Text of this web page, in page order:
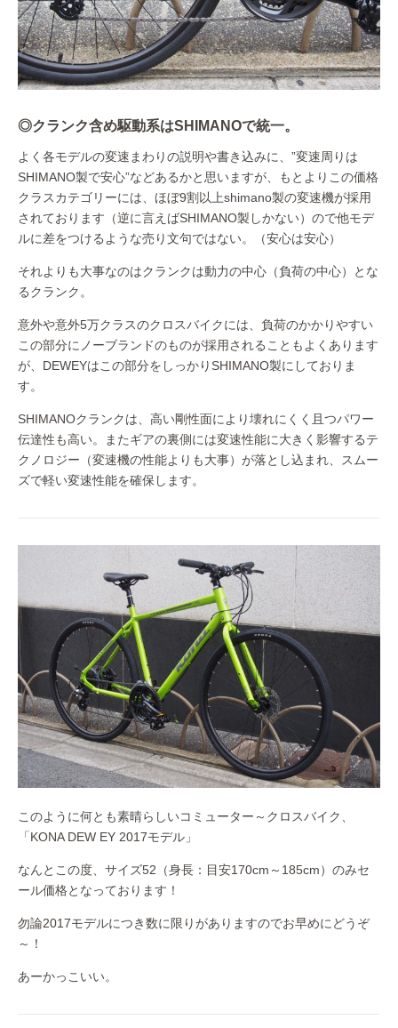
◎クランク含め駆動系はSHIMANOで統一。
よく各モデルの変速まわりの説明や書き込みに、”変速周りは
SHIMANO製で安心”などあるかと思いますが、もとよりこの価格
クラスカテゴリーには、ほぼ9割以上shimano製の変速機が採用
されております（逆に言えばSHIMANO製しかない）ので他モデ
ルに差をつけるような売り文句ではない。（安心は安心）
それよりも大事なのはクランクは動力の中心（負荷の中心）とな
るクランク。
意外や意外5万クラスのクロスバイクには、負荷のかかりやすい
この部分にノーブランドのものが採用されることもよくあります
が、DEWEYはこの部分をしっかりSHIMANO製にしておりま
す。
SHIMANOクランクは、高い剛性面により壊れにくく且つパワー
伝達性も高い。またギアの裏側には変速性能に大きく影響するテ
クノロジー（変速機の性能よりも大事）が落とし込まれ、スムー
ズで軽い変速性能を確保します。
このように何とも素晴らしいコミューター～クロスバイク、
「KONA DEW EY 2017モデル」
なんとこの度、サイズ52（身長：目安170cm～185cm）のみセ
ール価格となっております！
勿論2017モデルにつき数に限りがありますのでお早めにどうぞ
～！
あーかっこいい。